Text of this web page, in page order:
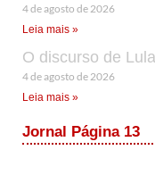
4 de agosto de 2026
Leia mais »
O discurso de
4 de agosto de 2026
Leia mais »
Jornal Página 13